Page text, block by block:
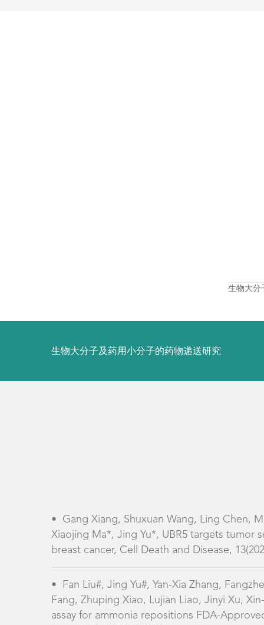
生物大分
生物大分子及药用小分子的药物递送研究
• Gang Xiang, Shuxuan Wang, Ling Chen,
Xiaojing Ma*, Jing Yu*, UBR5 targets tumor
breast cancer, Cell Death and Disease,
•
Fan Liu#, Jing Yu#, Yan-Xia Zhang,
Fang, Zhuping Xiao, Lujian Liao, Jinyi Xu,
assay for ammonia repositions FDA-